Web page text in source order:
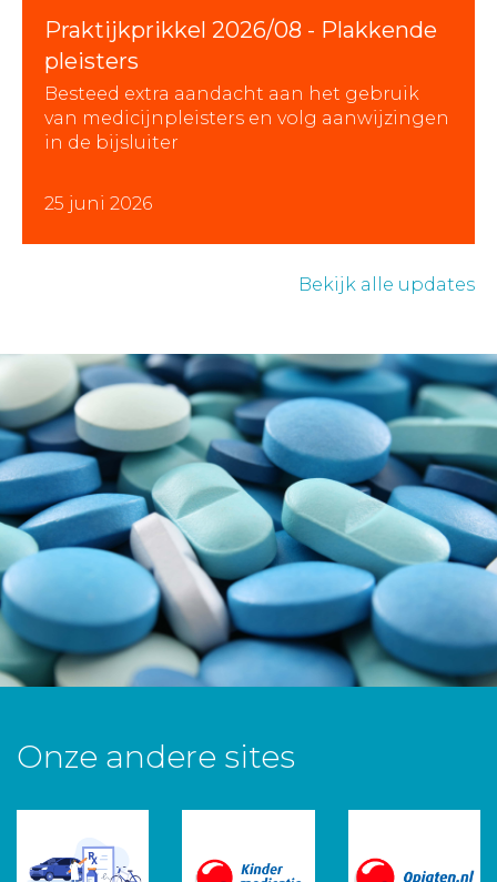
Praktijkprikkel 2026/08 - Plakkende
pleisters
Besteed extra aandacht aan het gebruik
van medicijnpleisters en volg aanwijzingen
in de bijsluiter
25 juni 2026
Bekijk alle updates
Onze andere sites